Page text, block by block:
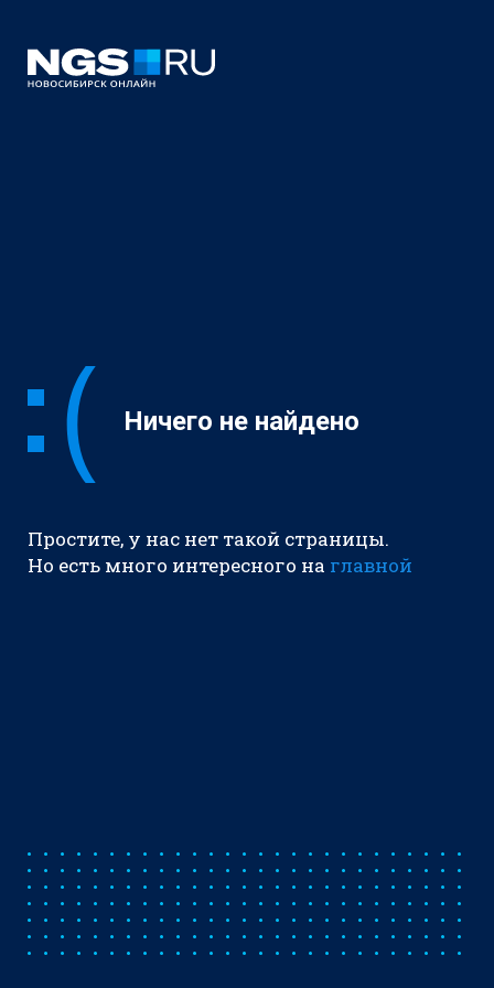
Ничего не найдено
Простите, у нас нет такой страницы.
Но есть много интересного на главной